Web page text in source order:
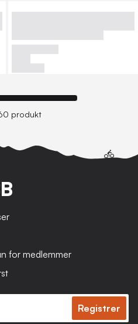
produkt
for medlemmer
Registrer